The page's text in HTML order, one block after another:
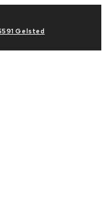
Gelsted